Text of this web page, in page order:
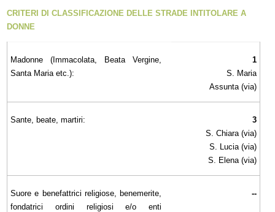
CRITERI DI CLASSIFICAZIONE DELLE STRADE INTITOLARE A
DONNE
Madonne (Immacolata, Beata Vergine,
Santa Maria etc.):
1
S. Maria
Assunta (via)
Sante, beate, martiri:
3
S. Chiara (via)
S. Lucia (via)
S. Elena (via)
Suore e benefattrici religiose, benemerite,
fondatrici ordini religiosi e/o enti
--